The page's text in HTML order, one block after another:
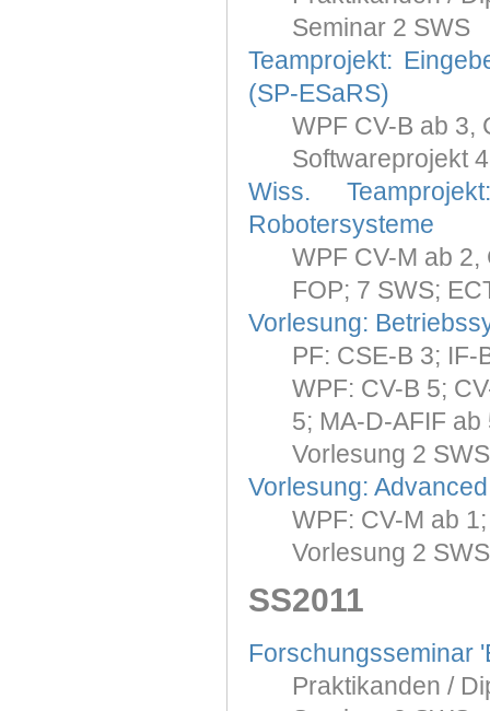
Seminar 2 SWS
Teamprojekt:
(SP-ESaRS)
WPF CV-B ab 3,
Softwareprojekt
Wiss.
Robotersysteme
WPF CV-M ab 2,
FOP; 7 SWS;
Vorlesung:
PF: CSE-B 3; IF-
WPF: CV-B 5;
5; MA-D-AFIF ab
Vorlesung 2
Vorlesung:
WPF: CV-M ab
Vorlesung 2
SS2011
Forschungsseminar
Praktikanden /